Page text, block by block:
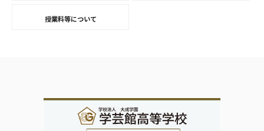
授業料等について